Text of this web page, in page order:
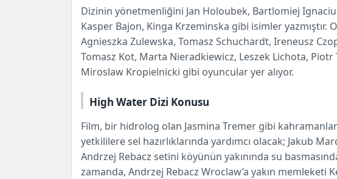
High Water Dizisi Hakkında
High Water Dizi Konusu
High Water Oyuncuları ve Karakterler
Dizinin yönetmenliğini Jan Holoubek, Bartlomiej
Kasper Bajon, Kinga Krzeminska gibi isimler
Agnieszka Zulewska, Tomasz Schuchardt, Ireneusz
Tomasz Kot, Marta Nieradkiewicz, Leszek Lichota, Piotr
Miroslaw Kropielnicki gibi oyuncular yer alıyor.
High Water Dizi Konusu
Film, bir hidrolog olan Jasmina Tremer gibi
yetkililere sel hazırlıklarında yardımcı olacak; Jakub
Andrzej Rebacz setini köyünün yakınında su
zamanda, Andrzej Rebacz Wroclaw’a yakın memleketi